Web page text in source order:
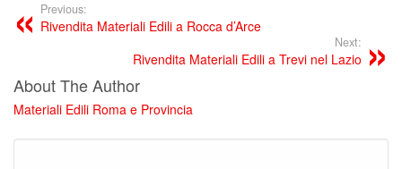
Previous:
Rivendita Materiali Edili a Rocca d’Arce
Next:
Rivendita Materiali Edili a Trevi nel Lazio
About The Author
Materiali Edili Roma e Provincia